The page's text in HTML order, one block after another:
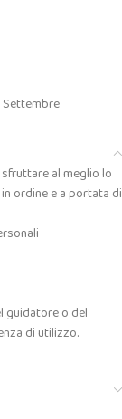
Settembre
al meglio lo
ordine e a portata di
guidatore o del
di utilizzo.